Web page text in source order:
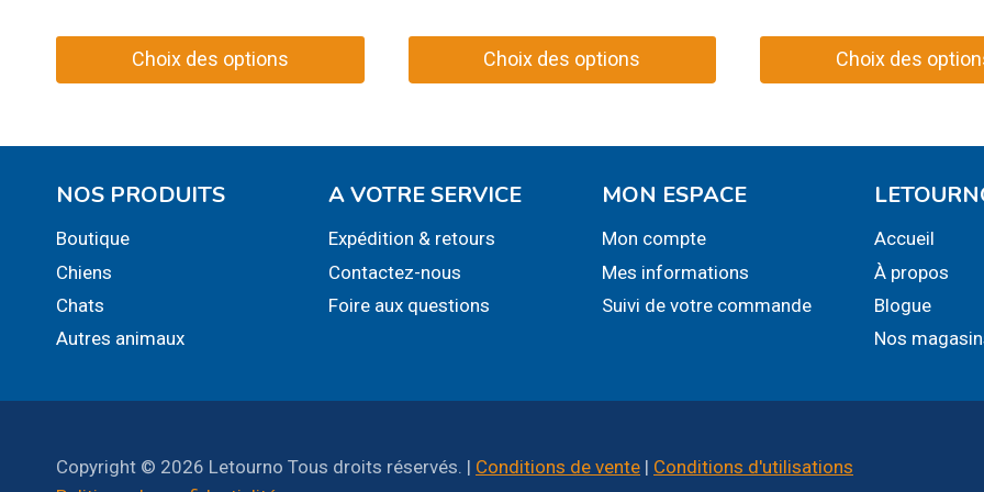
était :
est :
10,00$.
Choix des options
plusieurs
Les
options
peuvent
être
5,00$
à
Choix des options
plusieurs
Les
options
peuvent
initial
était :
actuel
est :
Choix des
peuvent
du
NOS PRODUITS
Boutique
Chiens
Chats
Autres animaux
A VOTRE SERVICE
Expédition & retours
Contactez-nous
Foire aux questions
MON ESPACE
Mon compte
Mes informations
Suivi de votre commande
Accueil
À propos
Blogue
Nos
Copyright © 2026 Letourno Tous droits réservés. | Conditions de vente | Conditions d'utilisations